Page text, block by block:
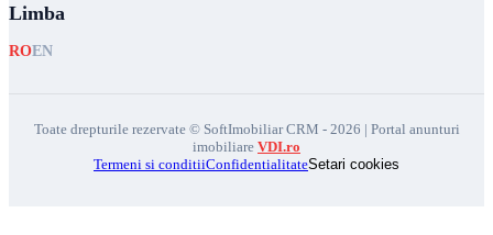
Limba
ROEN
Toate drepturile rezervate © SoftImobiliar CRM - 2026 | Portal anunturi
imobiliare VDI.ro
Termeni si conditiiConfidentialitateSetari cookies